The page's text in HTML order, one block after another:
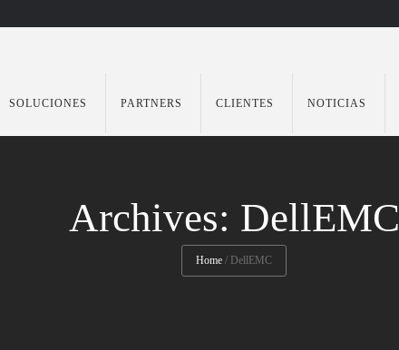
SOLUCIONES PARTNERS CLIENTES NOTICIAS
Archives: DellEMC
Home / DellEMC